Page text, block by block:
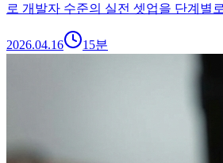
로 개발자 수준의 실전 셋업을 단계별
2026.04.16 15분